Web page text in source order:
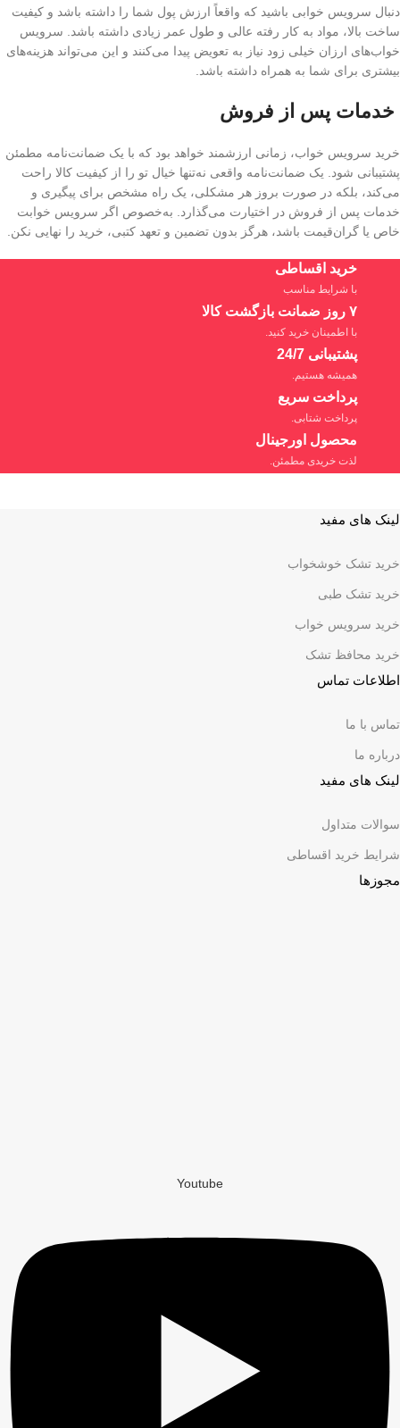
دنبال سرویس خوابی باشید که واقعاً ارزش پول شما را داشته باشد و کیفیت
ساخت بالا، مواد به کار رفته عالی و طول عمر زیادی داشته باشد. سرویس
خواب‌های ارزان خیلی زود نیاز به تعویض پیدا می‌کنند و این می‌تواند هزینه‌های
بیشتری برای شما به همراه داشته باشد.
خدمات پس از فروش
خرید سرویس خواب، زمانی ارزشمند خواهد بود که با یک ضمانت‌نامه مطمئن
پشتیبانی شود. یک ضمانت‌نامه واقعی نه‌تنها خیال تو را از کیفیت کالا راحت
می‌کند، بلکه در صورت بروز هر مشکلی، یک راه مشخص برای پیگیری و
خدمات پس از فروش در اختیارت می‌گذارد. به‌خصوص اگر سرویس خوابت
خاص یا گران‌قیمت باشد، هرگز بدون تضمین و تعهد کتبی، خرید را نهایی نکن.
خرید اقساطی
با شرایط مناسب
۷ روز ضمانت بازگشت کالا
با اطمینان خرید کنید.
پشتیبانی 24/7
همیشه هستیم.
پرداخت سریع
پرداخت شتابی.
محصول اورجینال
لذت خریدی مطمئن.
لینک های مفید
خرید تشک خوشخواب
خرید تشک طبی
خرید سرویس خواب
خرید محافظ تشک
اطلاعات تماس
تماس با ما
درباره ما
لینک های مفید
سوالات متداول
شرایط خرید اقساطی
مجوزها
Youtube